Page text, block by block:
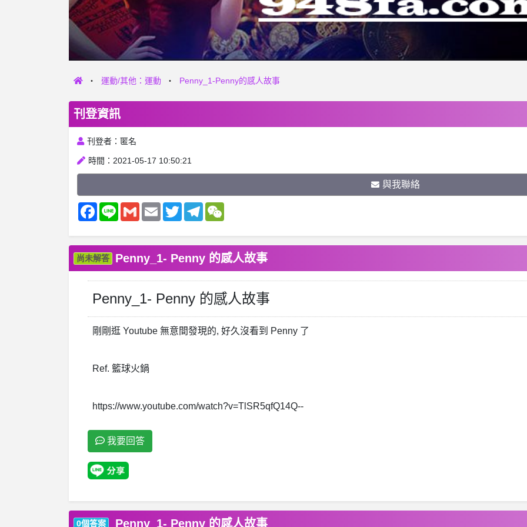
運動/其他：運動 Penny_1-Penny的感人故事
刊登資訊
刊登者：匿名
時間：2021-05-17 10:50:21
與我聯絡
Facebook
Line Gmail Email TwitterTelegram
尚未解答 Penny_1- Penny 的感人故事
Penny_1- Penny 的感人故事
剛剛逛 Youtube 無意間發現的, 好久沒看到 Penny 了
Ref. 籃球火鍋
https://www.youtube.com/watch?v=TlSR5qfQ14Q--
我要回答
0個答案 Penny_1- Penny 的感人故事